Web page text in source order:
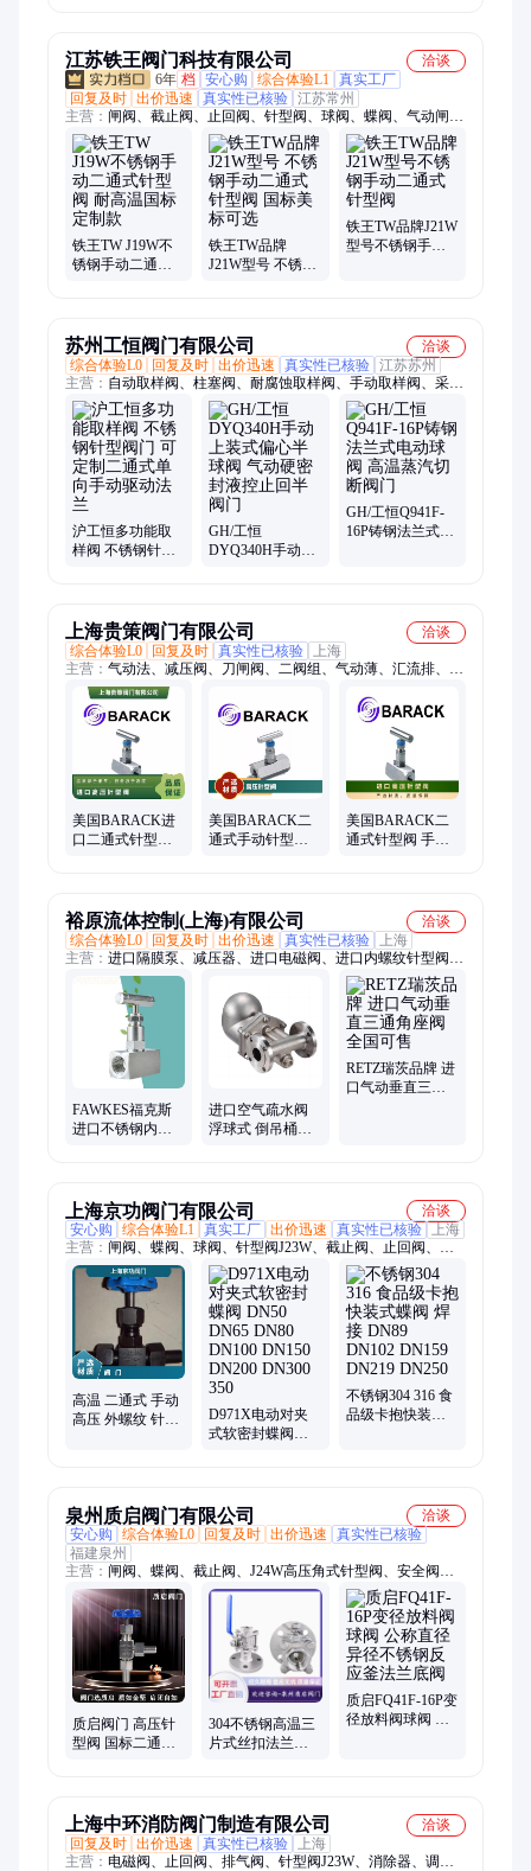
江苏铁王阀门科技有限公司
洽谈
6年 档 安心购 综合体验L1
真实工厂
回复及时 出价迅速 真实性已核验 江苏常州
主营： 闸阀、截止阀、止回阀、针型阀、球阀、蝶阀、气动闸
阀、气动截止阀、气动球阀、电动闸阀、电动截止阀、电动球
阀、气动调节阀、电动调节阀、美标阀门、软密封阀门、水利控
制阀、衬四氟阀门、天然气专用阀门、篮式过滤器、管夹阀、气
动蝶阀、电动蝶阀、氧气阀门、夹套保温阀门
铁王TW J19W不
锈钢手动二通式
铁王TW品牌
J21W型号 不锈钢
铁王TW品牌J21W
型号不锈钢手动
苏州工恒阀门有限公司
洽谈
综合体验L0
回复及时 出价迅速 真实性已核验 江苏苏州
主营： 自动取样阀、柱塞阀、耐腐蚀取样阀、手动取样阀、采样
阀、柱塞放料阀、无菌取样阀、一体阀、柱塞取样阀、法兰取样
阀、沥青取样阀、取样阀门、自复位取样阀、高压取样阀、电动
球阀、密闭取样阀、高密封取样阀、气动球阀、QYF、气体取样
阀、电动蝶阀、反应釜取样装置、衬氟取样阀、气动蝶阀、不锈
钢取样阀
沪工恒多功能取
样阀 不锈钢针型
GH/工恒
DYQ340H手动上
GH/工恒Q941F-
16P铸钢法兰式电
上海贵策阀门有限公司
洽谈
综合体验L0
回复及时 真实性已核验
上海
主营： 气动法、减压阀、刀闸阀、二阀组、气动薄、汇流排、德
国top、排污阀、减压器、电磁阀、截止阀、疏水阀、r72低压、
池底阀、止回阀、对夹蝶、平衡阀、安全阀、流程泵、帽防爆、
逆止阀、过滤器、脉冲阀、冷凝泵、进口阀门
美国BARACK进
口二通式针型阀
美国BARACK二
通式手动针型阀
美国BARACK二
通式针型阀 手动
裕原流体控制(上海)有限公司
洽谈
综合体验L0
回复及时 出价迅速 真实性已核验
上海
主营： 进口隔膜泵、减压器、进口电磁阀、进口内螺纹针型阀、
止回阀、进口气动阀、进口排气阀、调节阀、进口闸阀、柱塞
阀、流量计、变送器、水力控制阀、进口截止阀、蝶阀、进口电
动阀、背压阀、进口球阀、安全阀、气动角座阀、喷射器、出料
阀、进口旋塞阀、进口隔膜阀、平衡阀、进口减压阀
FAWKES福克斯
进口不锈钢内螺
进口空气疏水阀
浮球式 倒吊桶式
RETZ瑞茨品牌 进
口气动垂直三通
上海京功阀门有限公司
洽谈
安心购
综合体验L1 真实工厂 出价迅速 真实性已核验
上海
主营： 闸阀、蝶阀、球阀、针型阀J23W、截止阀、止回阀、减
压阀、电磁阀、沟槽阀门、排泥阀、疏水阀、过滤器、水力控制
阀、排气阀、电动蝶阀D942X、大口径蝶阀D343H、食品级蝶
阀、大口径刀型闸阀、电动暗杆刀型闸阀
高温 二通式 手动
高压 外螺纹 针型
D971X电动对夹
式软密封蝶阀
DN300 350
不锈钢304 316 食
品级卡抱快装式
泉州质启阀门有限公司
洽谈
安心购
综合体验L0 回复及时 出价迅速
真实性已核验
福建泉州
主营： 闸阀、蝶阀、截止阀、J24W高压角式针型阀、安全阀、
电磁阀、止回阀、过滤器、排气阀、球阀、水利阀门、高压阀门
质启阀门 高压针
型阀 国标二通式
304不锈钢高温三
片式丝扣法兰球
质启FQ41F-16P变
径放料阀球阀 公
上海中环消防阀门制造有限公司
洽谈
回复及时 出价迅速 真实性已核验
上海
主营： 电磁阀、止回阀、排气阀、针型阀J23W、消除器、调节